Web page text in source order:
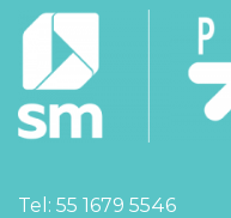
Tel: 55 1679 5546